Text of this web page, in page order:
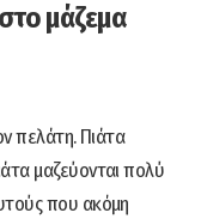
μάζεμα
πελάτη. Πιάτα
μαζεύονται πολύ
που ακόμη